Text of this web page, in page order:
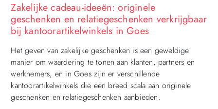
Zakelijke cadeau-ideeën: originele
geschenken en relatiegeschenken verkrijgbaar
bij kantoorartikelwinkels in Goes
Het geven van zakelijke geschenken is een geweldige
manier om waardering te tonen aan klanten, partners en
werknemers, en in Goes zijn er verschillende
kantoorartikelwinkels die een breed scala aan originele
geschenken en relatiegeschenken aanbieden.